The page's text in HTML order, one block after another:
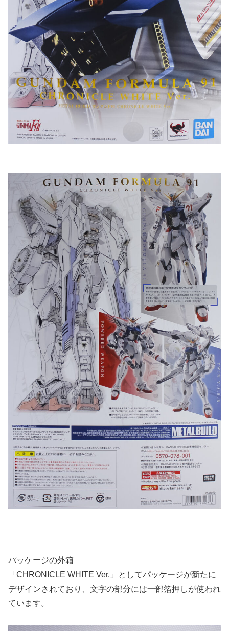
パッケージの外箱
「CHRONICLE WHITE Ver.」としてパッケージが新たに
デザインされており、文字の部分には一部箔押しが使われ
ています。